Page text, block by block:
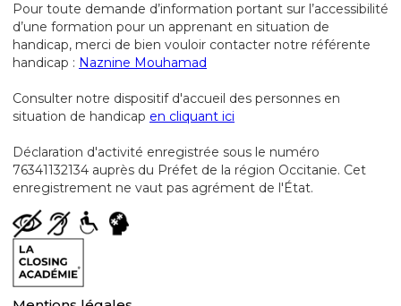
Pour toute demande d’information portant sur l’accessibilité
d’une formation pour un apprenant en situation de
handicap, merci de bien vouloir contacter notre référente
handicap : Naznine Mouhamad
Consulter notre dispositif d'accueil des personnes en
situation de handicap en cliquant ici
Déclaration d'activité enregistrée sous le numéro
76341132134 auprès du Préfet de la région Occitanie. Cet
enregistrement ne vaut pas agrément de l'État.